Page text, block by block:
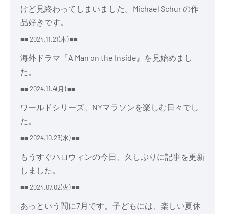
けど見終わってしまいました。Michael Schur の作
品好きです。
■■ 2024.11.21(木) ■■
海外ドラマ『A Man on the Inside』を見始めまし
た。
■■ 2024.11.4(月) ■■
ワールドシリーズ、NYマラソンを楽しむ日々でし
た。
■■ 2024.10.23(水) ■■
もうすぐハロウィンの今日、久しぶりに記事を更新
しました。
■■ 2024.07.02(火) ■■
あっという間に7月です。子どもには、楽しい夏休